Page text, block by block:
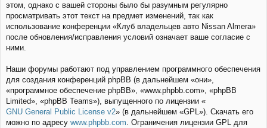
этом, однако с вашей стороны было бы разумным регулярно
просматривать этот текст на предмет изменений, так как
использование конференции «Клуб владельцев авто Nissan Almera»
после обновления/исправления условий означает ваше согласие с
ними.
Наши форумы работают под управлением программного обеспечения
для создания конференций phpBB (в дальнейшем «они»,
«программное обеспечение phpBB», «www.phpbb.com», «phpBB
Limited», «phpBB Teams»), выпущенного по лицензии «
GNU General Public License v2» (в дальнейшем «GPL»). Скачать его
можно по адресу www.phpbb.com. Ограничения лицензии GPL для